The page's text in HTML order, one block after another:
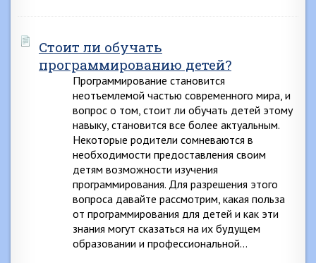
Стоит ли обучать
программированию детей?
Программирование становится
неотъемлемой частью современного мира, и
вопрос о том, стоит ли обучать детей этому
навыку, становится все более актуальным.
Некоторые родители сомневаются в
необходимости предоставления своим
детям возможности изучения
программирования. Для разрешения этого
вопроса давайте рассмотрим, какая польза
от программирования для детей и как эти
знания могут сказаться на их будущем
образовании и профессиональной…